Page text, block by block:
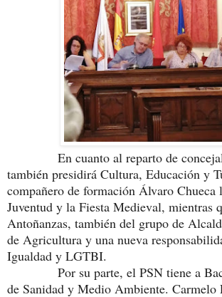
En cuanto al reparto de
también presidirá Cultura, Educación y
compañero de formación Álvaro Chueca
Juventud y la Fiesta Medieval, mientras
Antoñanzas, también del grupo de
de Agricultura y una nueva
Igualdad y LGTBI.
Por su parte, el PSN tiene a
de Sanidad y Medio Ambiente. Carmelo